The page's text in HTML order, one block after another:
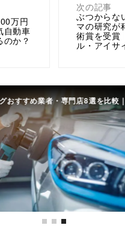
万円
自動車
のか？
次の記事
ぶつからな
マの研究が
術賞を受賞
ル・アイ
おすすめ業者・専門店8選を比較